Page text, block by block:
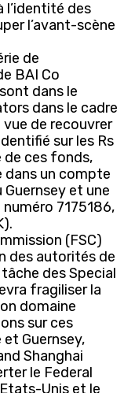
l’identité des
l’avant-scène
de
BAI Co
dans le
dans le cadre
de recouvrer
sur les Rs
de ces fonds,
dans un compte
et une
7175186,
(FSC)
des autorités de
des Special
fragiliser la
domaine
sur ces
Guernsey,
Shanghai
le Federal
Unis et le